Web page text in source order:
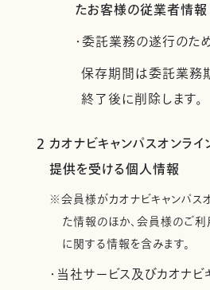
たお客様の従業者情報
・委託業務の遂行のた
保存期間は委託業務
終了後に削除します。
2 カオナビキャンパスオンラ
提供を受ける個人情報
※会員様がカオナビキャンパス
た情報のほか、会員様のご
に関する情報を含みます。
・当社サービス及びカオナ